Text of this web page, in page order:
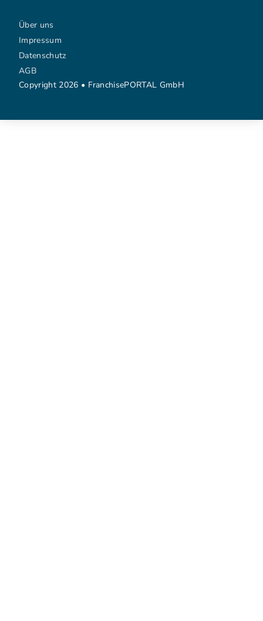
Copyright 2026 • FranchisePORTAL GmbH
Über uns
Impressum
Datenschutz
AGB